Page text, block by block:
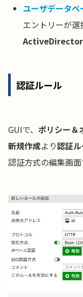
ユーザデータベ
エントリーが
認証ルール
GUIで、 ポリシー＆
新規作成より認証
認証方式の編集画面